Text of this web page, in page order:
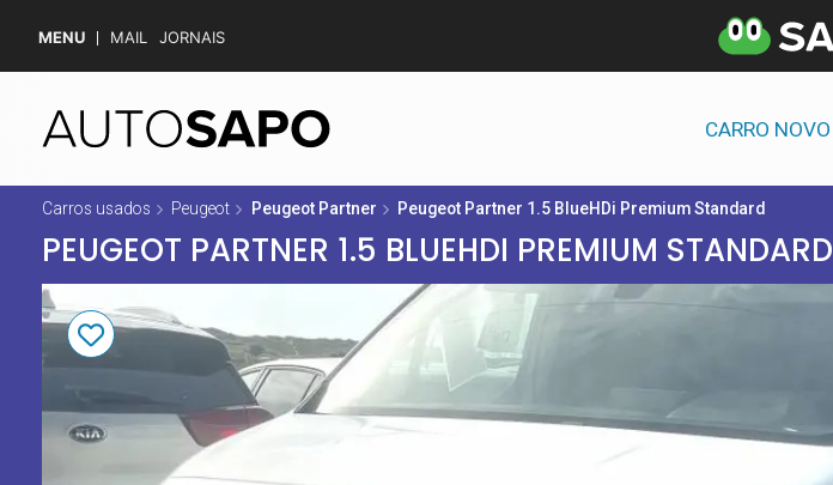
MENU MAIL JORNAIS
CARRO NOVO
Carros usados Peugeot Peugeot Partner Peugeot Partner 1.5 BlueHDi Premium Standard
PEUGEOT PARTNER 1.5 BLUEHDI PREMIUM STANDARD